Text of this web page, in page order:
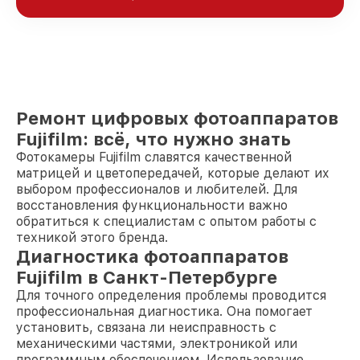
Ремонт цифровых фотоаппаратов
Fujifilm: всё, что нужно знать
Фотокамеры Fujifilm славятся качественной
матрицей и цветопередачей, которые делают их
выбором профессионалов и любителей. Для
восстановления функциональности важно
обратиться к специалистам с опытом работы с
техникой этого бренда.
Диагностика фотоаппаратов
Fujifilm в Санкт-Петербурге
Для точного определения проблемы проводится
профессиональная диагностика. Она помогает
установить, связана ли неисправность с
механическими частями, электроникой или